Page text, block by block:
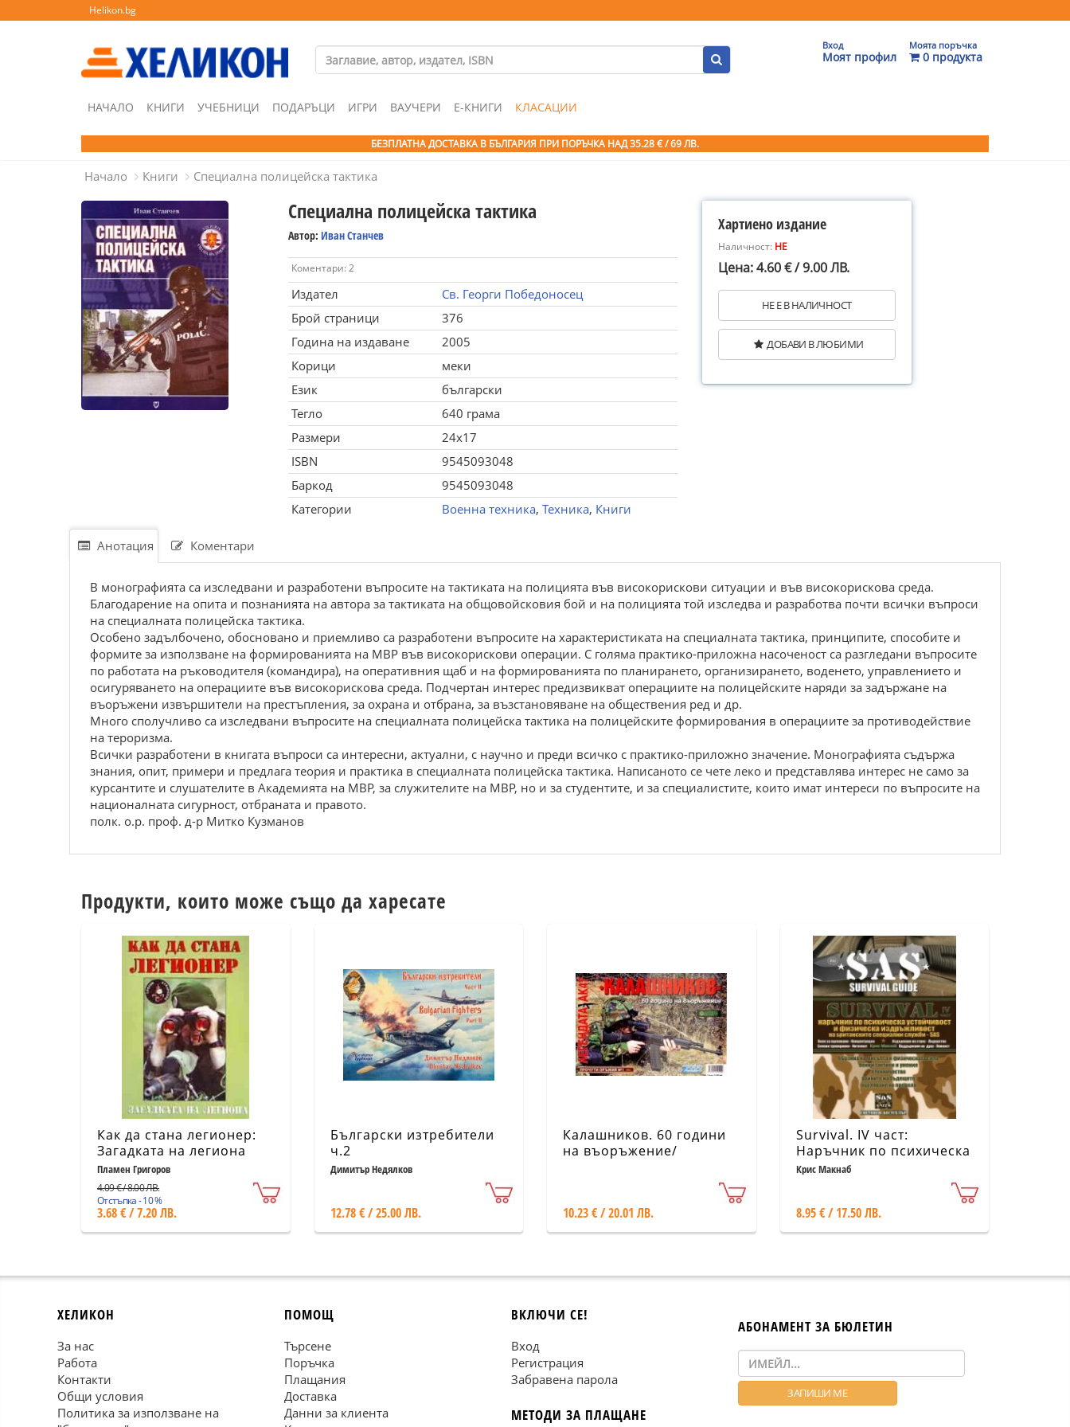
Helikon.bg
Вход
Моят профил
Моята поръчка
0 продукта
НАЧАЛО КНИГИ УЧЕБНИЦИ ПОДАРЪЦИ ИГРИ ВАУЧЕРИ Е-КНИГИ КЛАСАЦИИ
БЕЗПЛАТНА ДОСТАВКА В БЪЛГАРИЯ ПРИ ПОРЪЧКА НАД 35.28 € / 69 ЛВ.
Начало Книги Специална полицейска тактика
Специална полицейска тактика
Автор: Иван Станчев
Коментари: 2
Издател
Св. Георги Победоносец
Брой страници
376
Година на издаване
2005
Корици
меки
Език
български
Тегло
640 грама
Размери
24x17
ISBN
9545093048
Баркод
9545093048
Категории
Военна техника, Техника, Книги
Хартиено издание
Наличност: НЕ
Цена: 4.60 € / 9.00 ЛВ.
НЕ Е В НАЛИЧНОСТ
ДОБАВИ В ЛЮБИМИ
Анотация Коментари
В монографията са изследвани и разработени въпросите на тактиката на полицията във високорискови ситуации и във високорискова среда.
Благодарение на опита и познанията на автора за тактиката на общовойсковия бой и на полицията той изследва и разработва почти всички въпроси
на специалната полицейска тактика.
Особено задълбочено, обосновано и приемливо са разработени въпросите на характеристиката на специалната тактика, принципите, способите и
формите за използване на формированията на МВР във високорискови операции. С голяма практико-приложна насоченост са разгледани въпросите
по работата на ръководителя (командира), на оперативния щаб и на формированията по планирането, организирането, воденето, управлението и
осигуряването на операциите във високорискова среда. Подчертан интерес предизвикват операциите на полицейските наряди за задържане на
въоръжени извършители на престъпления, за охрана и отбрана, за възстановяване на обществения ред и др.
Много сполучливо са изследвани въпросите на специалната полицейска тактика на полицейските формирования в операциите за противодействие
на тероризма.
Всички разработени в книгата въпроси са интересни, актуални, с научно и преди всичко с практико-приложно значение. Монографията съдържа
знания, опит, примери и предлага теория и практика в специалната полицейска тактика. Написаното се чете леко и представлява интерес не само за
курсантите и слушателите в Академията на МВР, за служителите на МВР, но и за студентите, и за специалистите, които имат интереси по въпросите на
националната сигурност, отбраната и правото.
полк. о.р. проф. д-р Митко Кузманов
Продукти, които може също да харесате
Как да стана легионер:
Загадката на легиона
Пламен Григоров
4.09 € / 8.00 ЛВ.
Отстъпка - 10 %
3.68 € / 7.20 ЛВ.
Български изтребители
ч.2
Димитър Недялков
12.78 € / 25.00 ЛВ.
Калашников. 60 години
на въоръжение/
10.23 € / 20.01 ЛВ.
Survival. IV част:
Наръчник по психическа
устойчивост и физическа
британските специални
служби - SAS
Крис Макнаб
8.95 € / 17.50 ЛВ.
ХЕЛИКОН
За нас
Работа
Контакти
Общи условия
Политика за използване на
ПОМОЩ
Търсене
Поръчка
Плащания
Доставка
Данни за клиента
ВКЛЮЧИ СЕ!
Вход
Регистрация
Забравена парола
МЕТОДИ ЗА ПЛАЩАНЕ
АБОНАМЕНТ ЗА БЮЛЕТИН